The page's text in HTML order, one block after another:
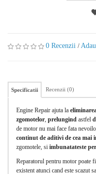
0 Recenzii /
Specificatii Recenzii (0)
Engine Repair ajuta la
zgomotelor, prelungind astfel
de motor nu mai face fata
continut de aditivi de cea mai
zgomotele, si imbunatateste
Reparatorul pentru motor poate
existent atunci cand este scazut